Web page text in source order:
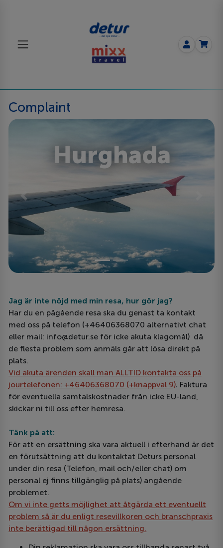
Complaint
Hurghada
Previous
Jag är inte nöjd med min resa, hur gör jag?
Har du en pågående resa ska du genast ta kontakt
med oss på telefon (+46406368070 alternativt chat
eller mail: info@detur.se för icke akuta klagomål) då
de flesta problem som anmäls går att lösa direkt på
plats.
Vid akuta ärenden skall man ALLTID kontakta oss på
jourtelefonen: +46406368070 (+knappval 9). Faktura
för eventuella samtalskostnader från icke EU-land,
skickar ni till oss efter hemresa.
Tänk på att:
För att en ersättning ska vara aktuell i efterhand är det
en förutsättning att du kontaktat Deturs personal
under din resa (Telefon, mail och/eller chat) om
personal ej finns tillgänglig på plats) angående
problemet.
Om vi inte getts möjlighet att åtgärda ett eventuellt
problem så är du enligt resevillkoren och branschpraxis
inte berättigad till någon ersättning.